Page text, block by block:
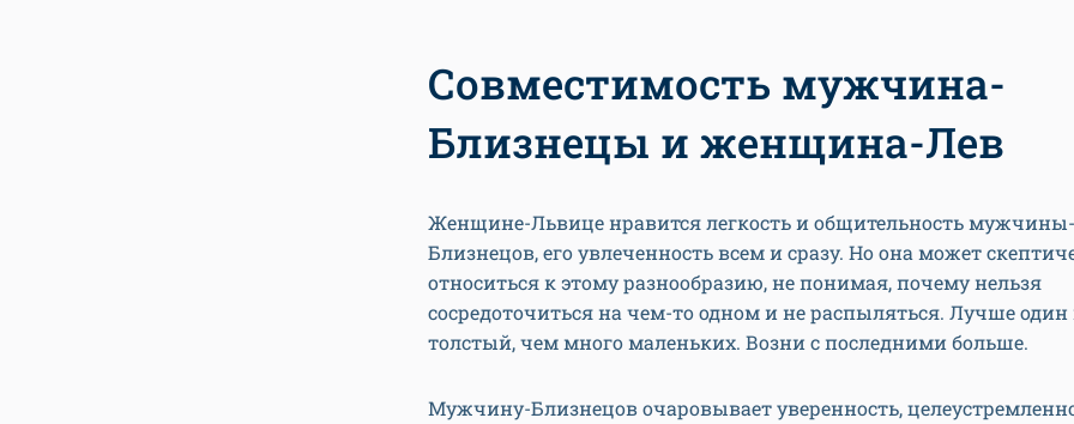
Совместимость мужчина-
Близнецы и женщина-Лев
Женщине-Львице нравится легкость и общительность мужчины-
Близнецов, его увлеченность всем и сразу. Но она может
относиться к этому разнообразию, не понимая, почему нельзя
сосредоточиться на чем-то одном и не распыляться. Лучше
толстый, чем много маленьких. Возни с последними больше.
Мужчину-Близнецов очаровывает уверенность,